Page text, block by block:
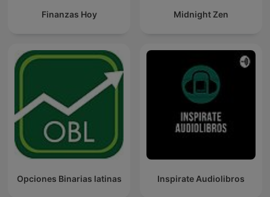
Finanzas Hoy Midnight Zen
Opciones Binarias latinas Inspirate Audiolibros